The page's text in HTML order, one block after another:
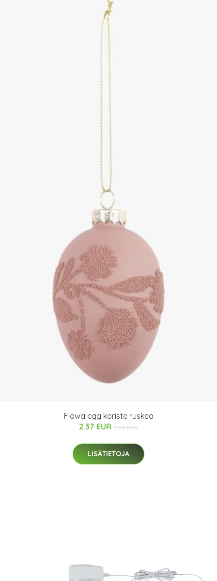
Flawa egg koriste ruskea
2.37 EUR 3.95 EUR
LISÄTIETOJA